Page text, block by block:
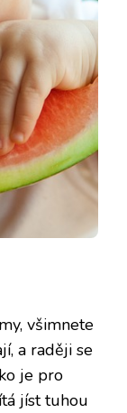
všimnete
a raději se
je pro
jíst tuhou